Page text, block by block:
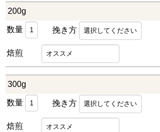
200g
数量 挽き方
焙煎
300g
数量 挽き方
焙煎